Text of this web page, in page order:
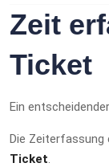
Zeit
Ticket
Ein
Die Zeiterfassung
Ticket.